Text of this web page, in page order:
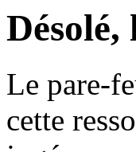
Désolé,
Le pare-
cette